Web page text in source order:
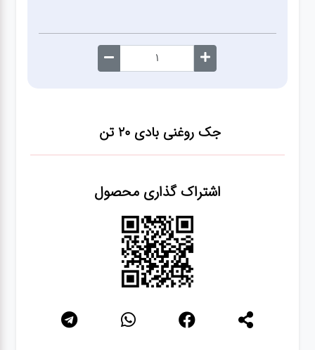
کارواش
فنی
جک روغنی بادی ۲۰ تن
اشتراک گذاری محصول